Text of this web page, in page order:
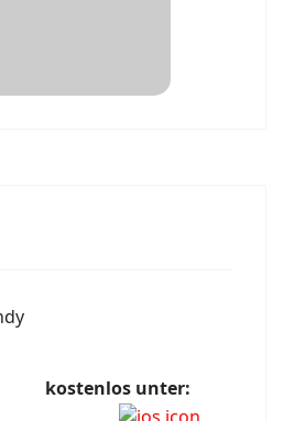
kostenlos unter: